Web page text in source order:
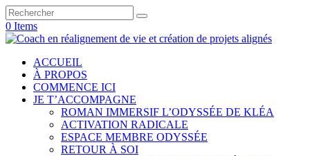
0 Items
ACCUEIL
À PROPOS
COMMENCE ICI
JE T’ACCOMPAGNE
ROMAN IMMERSIF L’ODYSSÉE DE KLÉA
ACTIVATION RADICALE
ESPACE MEMBRE ODYSSÉE
RETOUR À SOI